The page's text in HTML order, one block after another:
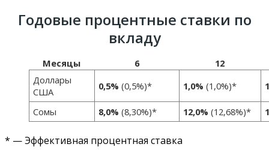
Годовые процентные ставки по
вкладу
Месяцы 6
12
Доллары
США
0,5% (0,5%)* 1,0% (1,0%)*
Сомы 8,0% (8,30%)* 12,0% (12,68%)*
* — Эффективная процентная ставка